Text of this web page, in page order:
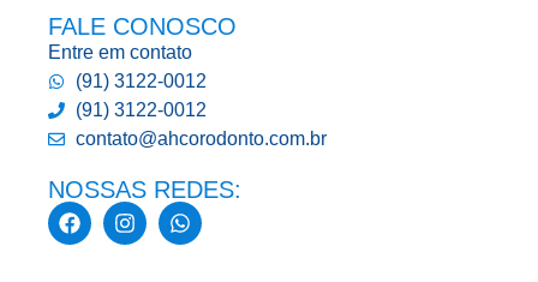
FALE CONOSCO
Entre em contato
(91) 3122-0012
(91) 3122-0012
contato@ahcorodonto.com.br
NOSSAS REDES: